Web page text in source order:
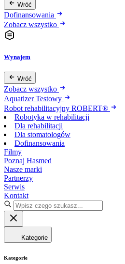
Wróć
Dofinansowania
Zobacz wszystko
Wynajem
Wróć
Zobacz wszystko
Aquatizer Testowy
Robot rehabilitacyjny ROBERT®
Robotyka w rehabilitacji
Dla rehabilitacji
Dla stomatologów
Dofinansowania
Filmy
Poznaj Hasmed
Nasze marki
Partnerzy
Serwis
Kontakt
Kategorie
Kategorie